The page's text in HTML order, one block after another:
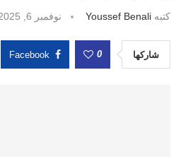
كتبه Youssef Benali نوفمبر 6, 2025
شاركها 0
Facebook